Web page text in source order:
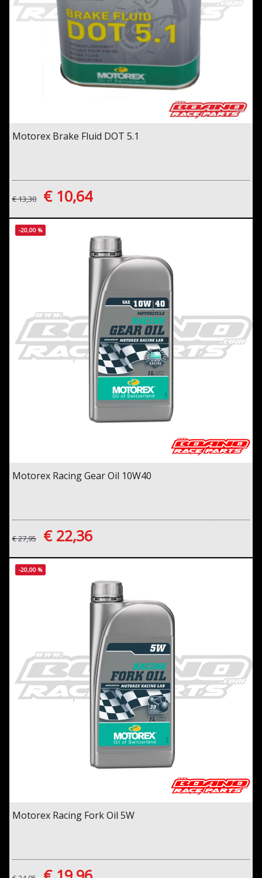
Motorex Brake Fluid DOT 5.1
€ 13,30 € 10,64
-20,00 %
Motorex Racing Gear Oil 10W40
€ 27,95 € 22,36
-20,00 %
Motorex Racing Fork Oil 5W